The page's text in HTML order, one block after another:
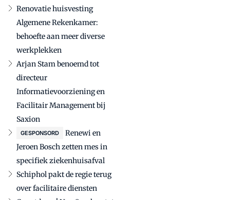
Renovatie huisvesting
Algemene Rekenkamer:
behoefte aan meer diverse
werkplekken
Arjan Stam benoemd tot
directeur
Informatievoorziening en
Facilitair Management bij
Saxion
GESPONSORD
Renewi en
Jeroen Bosch zetten mes in
specifiek ziekenhuisafval
Schiphol pakt de regie terug
over facilitaire diensten